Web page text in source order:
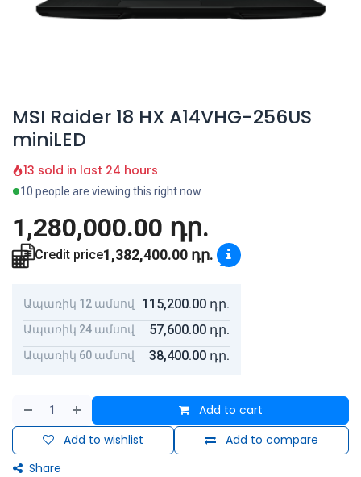
MSI Raider 18 HX A14VHG-256US
miniLED
13 sold in last 24 hours
10 people are viewing this right now
1,280,000.00 դր.
Credit price1,382,400.00 դր.
Ապառիկ 12 ամսով 115,200.00 դր.
Ապառիկ 24 ամսով 57,600.00 դր.
Ապառիկ 60 ամսով 38,400.00 դր.
Add to cart
Add to compare
Add to wishlist
Share